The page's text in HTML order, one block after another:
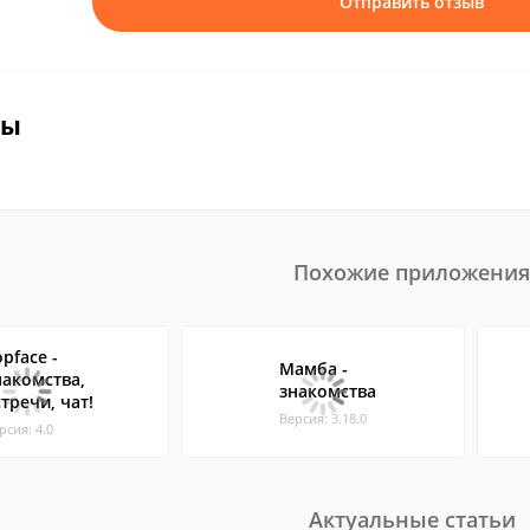
Похожие приложения
-
чат!
4.0
Мамба -
знакомства
Версия: 3.18.0
Актуальные статьи